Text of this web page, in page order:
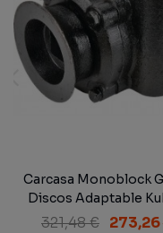
Carcasa Monoblock
Discos Adaptable
Gregoire & Besson -
321,48 € 273,26